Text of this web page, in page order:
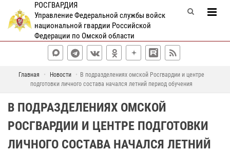
РОСГВАРДИЯ
Управление Федеральной службы войск
национальной гвардии Российской
Федерации по Омской области
Главная Новости
В подразделениях омской Росгвардии и центре
подготовки личного состава начался летний период обучения
В ПОДРАЗДЕЛЕНИЯХ ОМСКОЙ
РОСГВАРДИИ И ЦЕНТРЕ ПОДГОТОВКИ
ЛИЧНОГО СОСТАВА НАЧАЛСЯ ЛЕТНИЙ